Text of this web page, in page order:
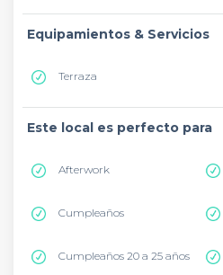
Equipamientos & Servicios
Terraza
Este local es perfecto para
Afterwork
Cumpleaños
Cumpleaños 20 a 25 años